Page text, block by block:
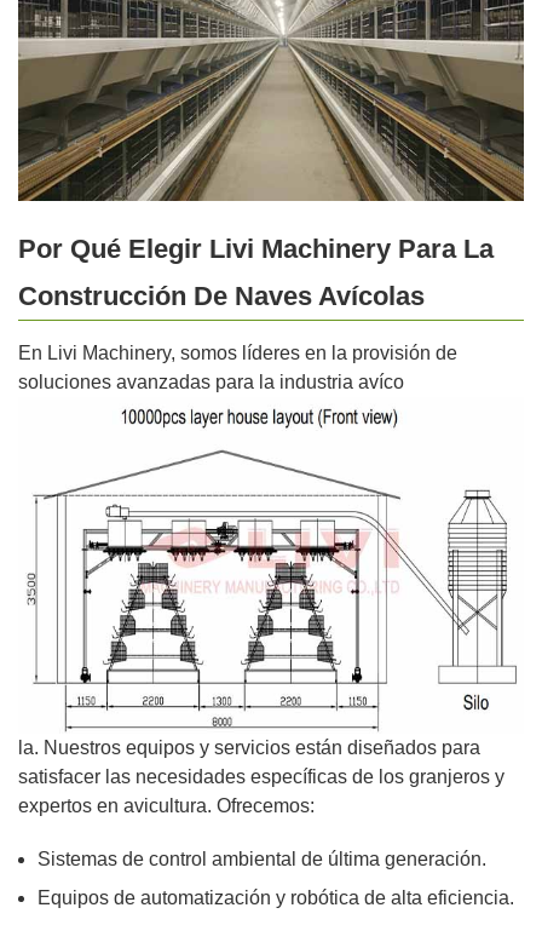
Por Qué Elegir Livi Machinery Para La
Construcción De Naves Avícolas
En Livi Machinery, somos líderes en la provisión de
soluciones avanzadas para la industria avíco
la. Nuestros equipos y servicios están diseñados para
satisfacer las necesidades específicas de los granjeros y
expertos en avicultura. Ofrecemos:
Sistemas de control ambiental de última generación.
Equipos de automatización y robótica de alta eficiencia.